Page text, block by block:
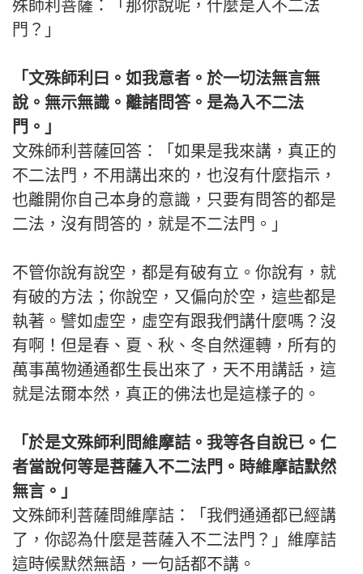
殊師利菩薩：「那你說呢，什麼是入不二法
門？」
「文殊師利曰。如我意者。於一切法無言無
說。無示無識。離諸問答。是為入不二法
門。」
文殊師利菩薩回答：「如果是我來講，真正的
不二法門，不用講出來的，也沒有什麼指示，
也離開你自己本身的意識，只要有問答的都是
二法，沒有問答的，就是不二法門。」
不管你說有說空，都是有破有立。你說有，就
有破的方法；你說空，又偏向於空，這些都是
執著。譬如虛空，虛空有跟我們講什麼嗎？沒
有啊！但是春、夏、秋、冬自然運轉，所有的
萬事萬物通通都生長出來了，天不用講話，這
就是法爾本然，真正的佛法也是這樣子的。
「於是文殊師利問維摩詰。我等各自說已。仁
者當說何等是菩薩入不二法門。時維摩詰默然
無言。」
文殊師利菩薩問維摩詰：「我們通通都已經講
了，你認為什麼是菩薩入不二法門？」維摩詰
這時候默然無語，一句話都不講。